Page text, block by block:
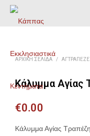
ΑΡΧΙΚΉ ΣΕΛΊΔΑ /
Κάλυμμα Αγίας
€0.00
Κάλυμμα Αγίας